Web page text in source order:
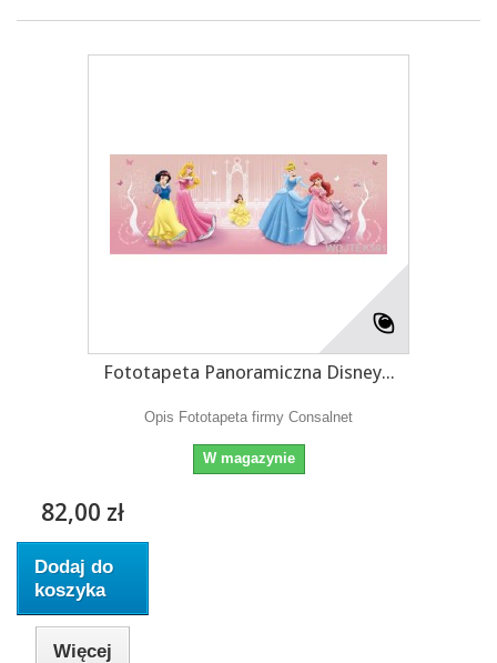
Fototapeta Panoramiczna Disney...
Opis Fototapeta firmy Consalnet
W magazynie
82,00 zł
Dodaj do
koszyka
Więcej